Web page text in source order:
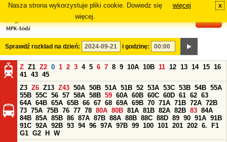
Nasza strona wykorzystuje pliki cookie. Dowiedz się
więcej.
więcej x
Sprawdź rozkład na dzień: i godzinę:
Z Z1 Z2 0 1 2 3 4 5 6 7 8 9 10A 10B 11 12 13 14 15 16
41 43 45
Z3 Z6 Z13 Z43 50A 50B 51A 51B 52 53A 53C 53B 54B 55A
55B 55C 56 57 58A 58B 59 60A 60B 60C 60D 61 62 63
64A 64B 65A 65B 66 67 68 69A 69B 70 71A 71B 72A 72B
73 75A 75B 76 77 78 80A 80B 81A 81B 82A 82B 83 84A
84B 85A 85B 86 87A 87B 88A 88B 88C 88D 89 90 91A 91B
91C 92A 92B 93 94 96 97A 97B 99 100 101 201 202 6.
F1
G1 G2 H
W